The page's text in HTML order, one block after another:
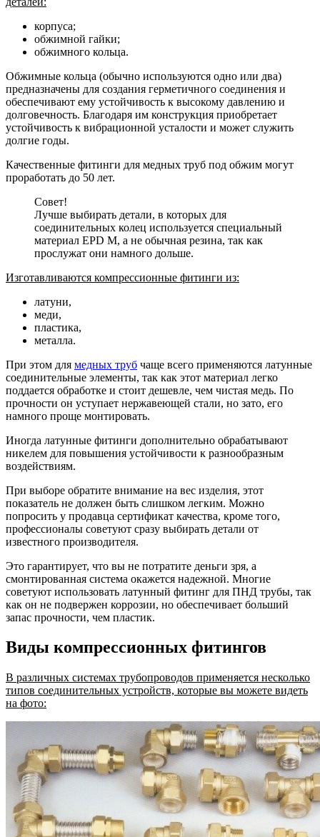
корпуса;
обжимной гайки;
обжимного кольца.
Обжимные кольца (обычно используются одно или два)
предназначены для создания герметичного соединения и
обеспечивают ему устойчивость к высокому давлению и
долговечность. Благодаря им конструкция приобретает
устойчивость к вибрационной усталости и может служить
долгие годы.
Качественные фитинги для медных труб под обжим могут
проработать до 50 лет.
Совет!
Лучше выбирать детали, в которых для
соединительных колец используется специальный
материал ЕРD М, а не обычная резина, так как
прослужат они намного дольше.
Изготавливаются компрессионные фитинги из:
латуни,
меди,
пластика,
металла.
При этом для медных труб чаще всего применяются латунные
соединительные элементы, так как этот материал легко
поддается обработке и стоит дешевле, чем чистая медь. По
прочности он уступает нержавеющей стали, но зато, его
намного проще монтировать.
Иногда латунные фитинги дополнительно обрабатывают
никелем для повышения устойчивости к разнообразным
воздействиям.
При выборе обратите внимание на вес изделия, этот
показатель не должен быть слишком легким. Можно
попросить у продавца сертификат качества, кроме того,
профессионалы советуют сразу выбирать детали от
известного производителя.
Это гарантирует, что вы не потратите деньги зря, а
смонтированная система окажется надежной. Многие
советуют использовать латунный фитинг для ПНД трубы, так
как он не подвержен коррозии, но обеспечивает больший
запас прочности, чем пластик.
Виды компрессионных фитингов
В различных системах трубопроводов применяется несколько
типов соединительных устройств, которые вы можете видеть
на фото: